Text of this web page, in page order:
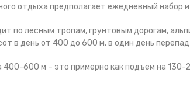
отдыха предполагает ежедневный набор
по лесным тропам, грунтовым дорогам,
в день от 400 до 600 м, в один день
600 м – это примерно как подъем на 130-